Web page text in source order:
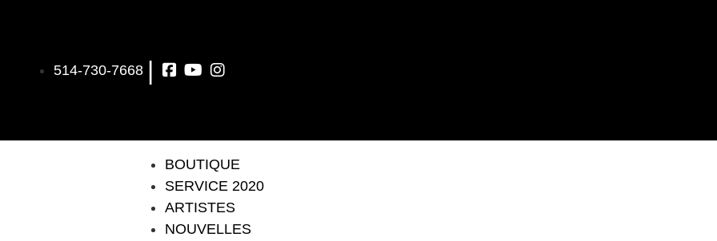
514-730-7668 |
BOUTIQUE
SERVICE 2020
ARTISTES
NOUVELLES